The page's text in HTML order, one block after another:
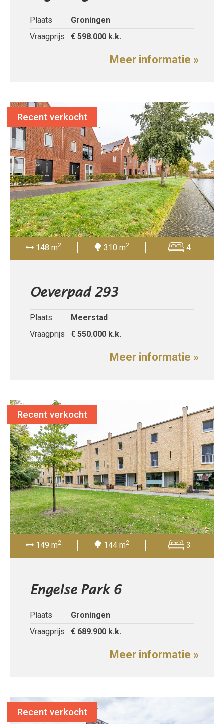
Plaats
Groningen
Vraagprijs
€ 598.000 k.k.
Meer informatie »
148 m2 310 m2 4
Oeverpad 293
Plaats
Meerstad
Vraagprijs
€ 550.000 k.k.
Meer informatie »
Recent verkocht
149 m2 144 m2 3
Engelse Park 6
Plaats
Groningen
Vraagprijs
€ 689.900 k.k.
Meer informatie »
Recent verkocht
Recent verkocht